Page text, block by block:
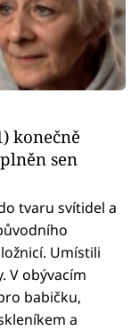
konečně
sen
tvaru svítidel a
Umístili
V obývacím
babičku,
a